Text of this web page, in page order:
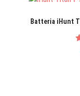
Batteria iHunt